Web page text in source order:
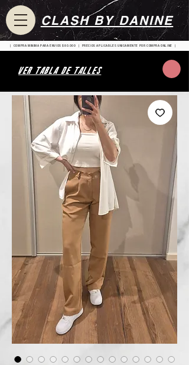
| COMPRA MINIMA PARA ENVIOS $80.000 | PRECIOS APLICABLES UNICAMENTE POR COMPRA ONLINE |
CLASH BY DANINE
VER TABLA DE TALLES